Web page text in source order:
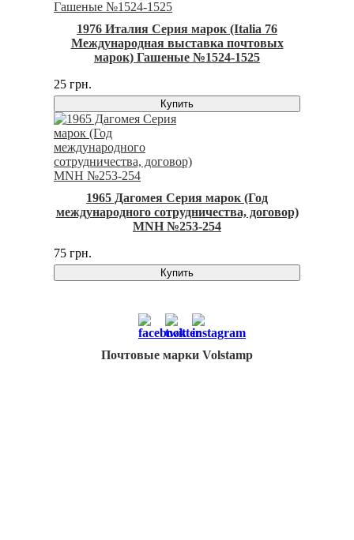
1976 Италия Серия марок (Italia 76
Международная выставка почтовых
марок) Гашеные №1524-1525
25 грн.
Купить
1965 Дагомея Серия марок (Год
международного сотрудничества, договор)
MNH №253-254
75 грн.
Купить
Почтовые марки Volstamp